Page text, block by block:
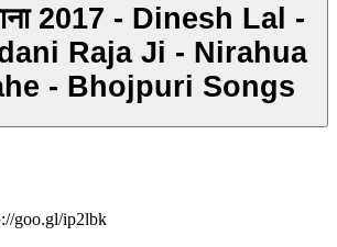
2017 - Dinesh Lal -
Raja Ji - Nirahua
- Bhojpuri Songs
goo.gl/ip2lbk